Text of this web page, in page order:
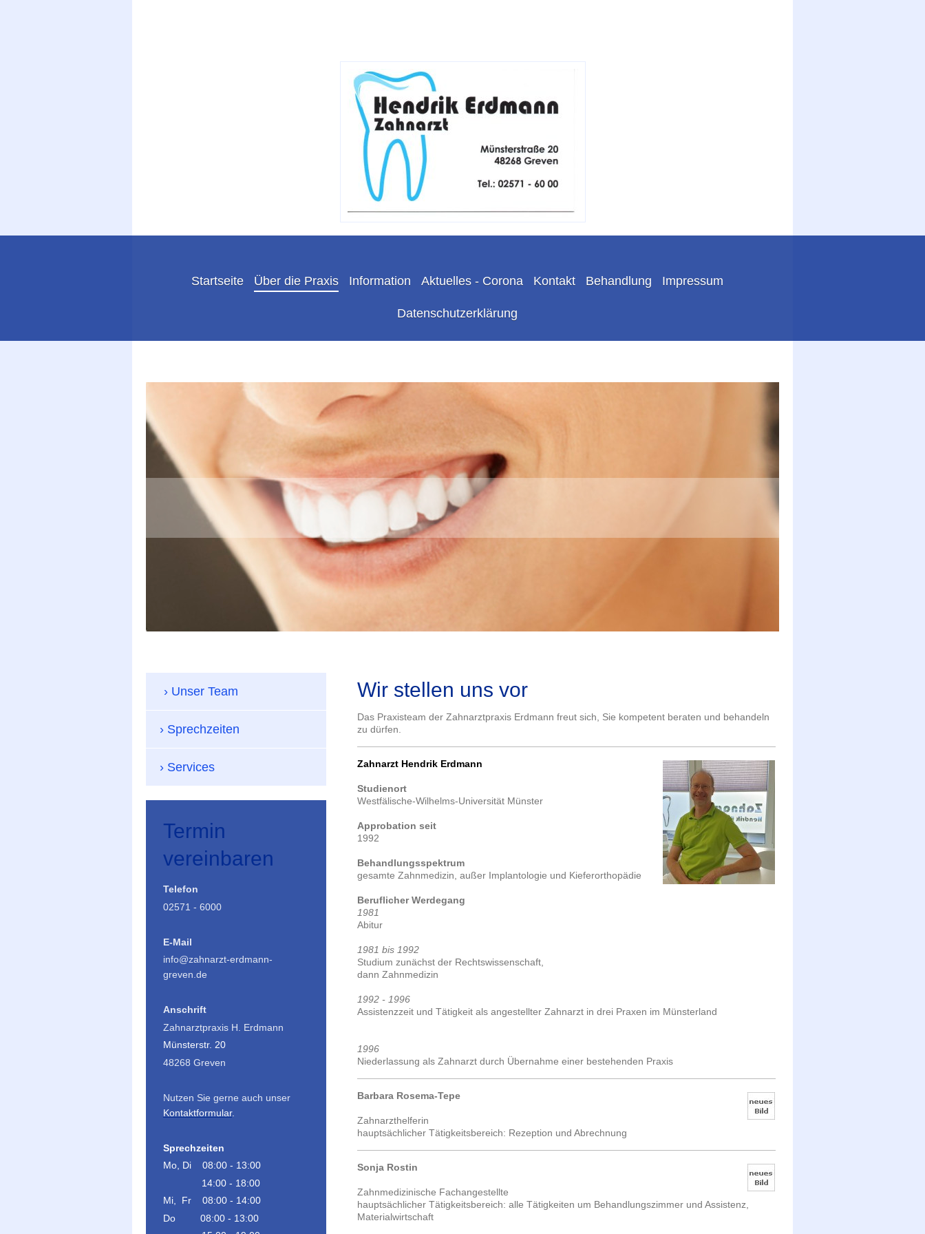
Startseite Über die Praxis Information Aktuelles - Corona Kontakt Behandlung Impressum
Datenschutzerklärung
Wir stellen uns vor
Das Praxisteam der Zahnarztpraxis Erdmann freut sich, Sie kompetent beraten und behandeln
zu dürfen.
Zahnarzt Hendrik Erdmann
Studienort
Westfälische-Wilhelms-Universität Münster
Approbation seit
1992
Behandlungsspektrum
gesamte Zahnmedizin, außer Implantologie und Kieferorthopädie
Beruflicher Werdegang
1981
Abitur
1981 bis 1992
Studium zunächst der Rechtswissenschaft,
dann Zahnmedizin
1992 - 1996
Assistenzzeit und Tätigkeit als angestellter Zahnarzt in drei Praxen im Münsterland
1996
Niederlassung als Zahnarzt durch Übernahme einer bestehenden Praxis
Barbara Rosema-Tepe
Zahnarzthelferin
hauptsächlicher Tätigkeitsbereich: Rezeption und Abrechnung
Sonja Rostin
Zahnmedizinische Fachangestellte
hauptsächlicher Tätigkeitsbereich: alle Tätigkeiten um Behandlungszimmer und Assistenz,
Materialwirtschaft
Unser Team
Sprechzeiten
Services
Termin
vereinbaren
Telefon
02571 - 6000
E-Mail
info@zahnarzt-erdmann-
greven.de
Anschrift
Zahnarztpraxis H. Erdmann
Münsterstr. 20
48268 Greven
Nutzen Sie gerne auch unser
Kontaktformular.
Sprechzeiten
Mo, Di 08:00 - 13:00
14:00 - 18:00
Mi, Fr 08:00 - 14:00
Do 08:00 - 13:00